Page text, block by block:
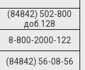
(84842) 502-800
доб.128
8-800-2000-122
(84842) 56-08-56